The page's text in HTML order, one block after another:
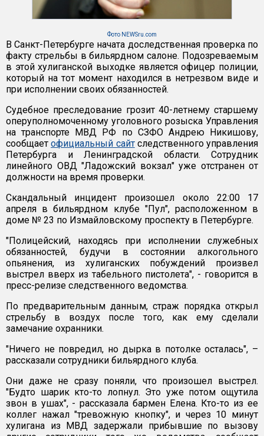
Фото NEWSru.com
В Санкт-Петербурге начата доследственная проверка по
факту стрельбы в бильярдном салоне. Подозреваемым
в этой хулиганской выходке является офицер полиции,
который на тот момент находился в нетрезвом виде и
при исполнении своих обязанностей.
Судебное преследование грозит 40-летнему старшему
оперуполномоченному уголовного розыска Управления
на транспорте МВД РФ по СЗФО Андрею Никишову,
сообщаетофициальный сайтследственного управления
Петербурга и Ленинградской области. Сотрудник
линейного ОВД "Ладожский вокзал" уже отстранен от
должности на время проверки.
Скандальный инцидент произошел около 22:00 17
апреля в бильярдном клубе "Пул", расположенном в
доме № 23 по Измайловскому проспекту в Петербурге.
"Полицейский, находясь при исполнении служебных
обязанностей, будучи в состоянии алкогольного
опьянения, из хулиганских побуждений произвел
выстрел вверх из табельного пистолета", - говорится в
пресс-релизе следственного ведомства.
По предварительным данным, страж порядка открыл
стрельбу в воздух после того, как ему сделали
замечание охранники.
"Ничего не повредил, но дырка в потолке осталась", –
рассказали сотрудники бильярдного клуба.
Они даже не сразу поняли, что произошел выстрел.
"Будто шарик кто-то лопнул. Это уже потом ощутила
звон в ушах", - рассказала бармен Елена. Кто-то из ее
коллег нажал "тревожную кнопку", и через 10 минут
хулигана из МВД задержали прибывшие по вызову